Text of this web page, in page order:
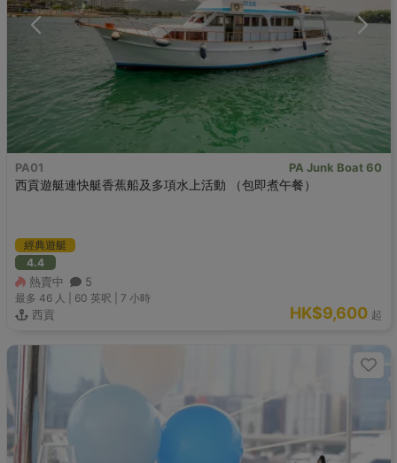
PA01 PA Junk Boat 60
西貢遊艇連快艇香蕉船及多項水上活動 （包即煮午餐）
經典遊艇
4.4
熱賣中 5
最多 46 人 | 60 英呎 7 小時
西貢 HK$9,600 起